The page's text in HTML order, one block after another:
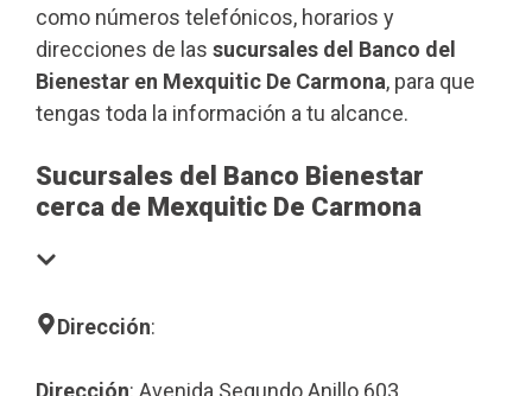
como números telefónicos, horarios y
direcciones de las sucursales del Banco del
Bienestar en Mexquitic De Carmona, para que
tengas toda la información a tu alcance.
Sucursales del Banco Bienestar
cerca de Mexquitic De Carmona
Dirección:
Dirección: Avenida Segundo Anillo 603